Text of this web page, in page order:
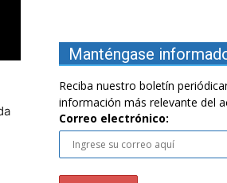
Manténgase
Reciba nuestro boletín
información más relevante del
Correo electrónico: